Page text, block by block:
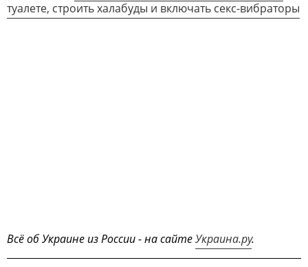
туалете, строить халабуды и включать секс-вибраторы
Всё об Украине из России - на сайтеУкраина.ру.